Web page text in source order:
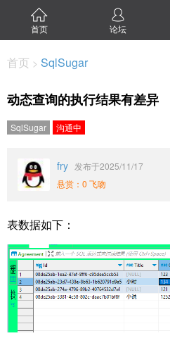
首页 论坛
首页 > SqlSugar
动态查询的执行结果有差异
SqlSugar 沟通中
fry 发布于2025/11/17
悬赏：0 飞吻
表数据如下：